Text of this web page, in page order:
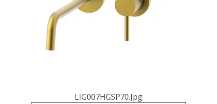
LIG007HGSP70.jpg